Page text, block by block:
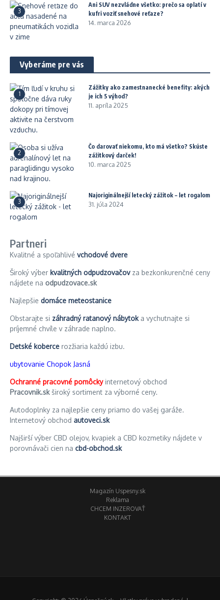
3
Ani SUV nezvládne všetko: prečo sa oplatí v
kufri voziť snehové reťaze?
14. marca 2026
Vyberáme pre vás
1
Zážitky ako zamestnanecké benefity: akých
je ich 5 výhod?
11. apríla 2025
2
Čo darovať niekomu, kto má všetko? Skúste
zážitkový darček!
10. marca 2025
3
Najoriginálnejší letecký zážitok – let rogalom
31. júla 2024
Partneri
Kvalitné a spoľahlivé vchodové dvere
Široký výber kvalitných odpudzovačovza bezkonkurenčné ceny
nájdete na odpudzovace.sk
Najlepšie domáce meteostanice
Obstarajte si záhradný ratanový nábytoka vychutnajte si
príjemné chvíle v záhrade naplno.
Detské koberce rozžiaria každú izbu.
ubytovanie Chopok Jasná
Ochranné pracovné pomôckyinternetový obchod
Pracovnik.skširoký sortiment za výborné ceny.
Autodoplnky za najlepšie ceny priamo do vašej garáže.
Internetový obchod autoveci.sk
Najširší výber CBD olejov, kvapiek a CBD kozmetiky nájdete v
porovnávači cien na cbd-obchod.sk
Magazín Uspesny.sk
Reklama
CHCEM INZEROVAŤ
KONTAKT